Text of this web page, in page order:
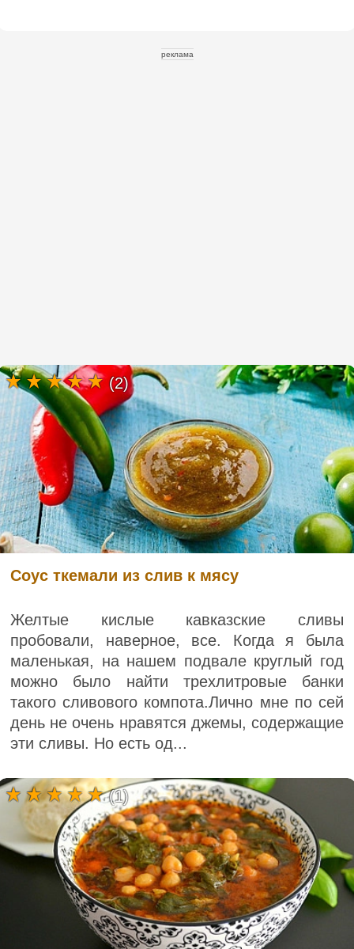
реклама
Соус ткемали из слив к мясу
Желтые кислые кавказские сливы
пробовали, наверное, все. Когда я была
маленькая, на нашем подвале круглый год
можно было найти трехлитровые банки
такого сливового компота.Лично мне по сей
день не очень нравятся джемы, содержащие
эти сливы. Но есть од...
(2)
(1)